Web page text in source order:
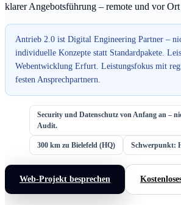
klarer Angebotsführung – remote und vor Ort
Antrieb 2.0 ist Digital Engineering Partner –
individuelle Konzepte statt Standardpakete.
Webentwicklung Erfurt. Leistungsfokus mit
festen Ansprechpartnern.
Security und Datenschutz von Anfang an –
Audit.
300 km zu Bielefeld (HQ) Schwerpunkt:
Web-Projekt besprechen